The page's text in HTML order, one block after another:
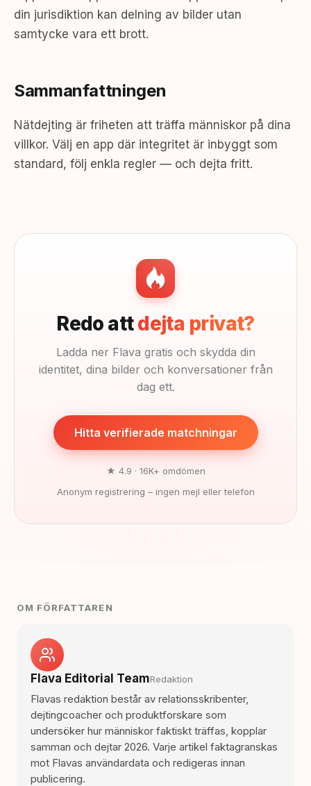
din jurisdiktion kan delning av bilder utan
samtycke vara ett brott.
Sammanfattningen
Nätdejting är friheten att träffa människor på dina
villkor. Välj en app där integritet är inbyggt som
standard, följ enkla regler — och dejta fritt.
Redo attdejta privat?
Ladda ner Flava gratis och skydda din
identitet, dina bilder och konversationer från
dag ett.
Hitta verifierade matchningar
★ 4.9 · 16K+ omdömen
Anonym registrering – ingen mejl eller telefon
OM FÖRFATTAREN
Flava Editorial TeamRedaktion
Flavas redaktion består av relationsskribenter,
dejtingcoacher och produktforskare som
undersöker hur människor faktiskt träffas, kopplar
samman och dejtar 2026. Varje artikel faktagranskas
mot Flavas användardata och redigeras innan
publicering.